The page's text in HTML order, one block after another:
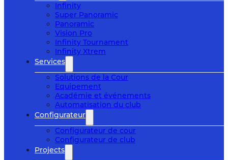
Infinity
Super Panoramic
Panoramic
Vision Pro
Infinity Tournament
Infinity Xtrem
Services
Solutions de la Cour
Equipement
Académie et événements
Automatisation du club
Configurateur
Configurateur de cour
Configurateur de club
Projects